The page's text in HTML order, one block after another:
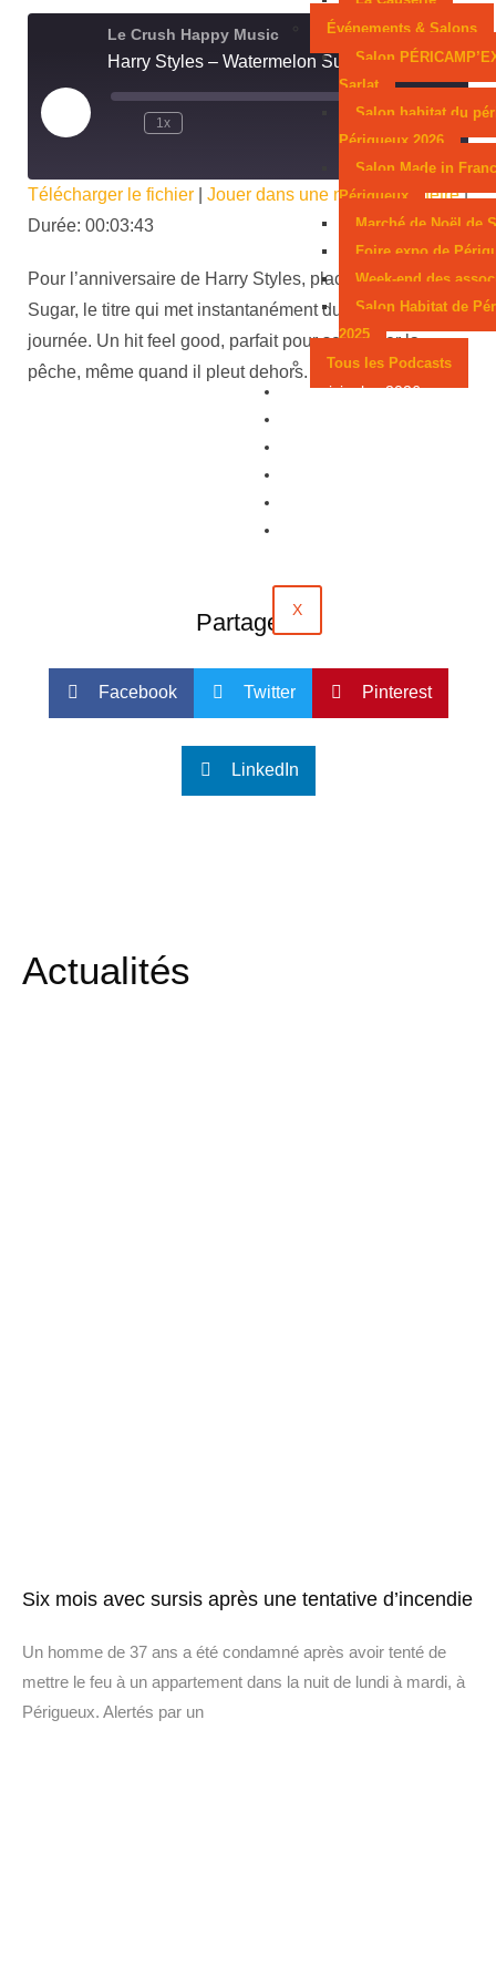
Événements & Salons
Salon
Sarlat
Salon habitat du
Périgueux 2026
Salon Made in
Périgueux
Marché de Noël de
Foire expo de
Week-end des
Salon Habitat de
2025
Tous les Podcasts
Municipales 2026
X
Le Crush Happy Music
Harry Styles – Watermelon Sugar
1x
Télécharger le fichier Jouer dans une nouvelle fenêtre|
Durée: 00:03:43
Pour l’anniversaire de Harry Styles, place à Watermelon
Sugar, le titre qui met instantanément du soleil dans la
journée. Un hit feel good, parfait pour se donner la
pêche, même quand il pleut dehors.
Partager :
Facebook Twitter Pinterest
LinkedIn
Actualités
Six mois avec sursis après une tentative d’incendie
Un homme de 37 ans a été condamné après avoir tenté de
mettre le feu à un appartement dans la nuit de lundi à mardi, à
Périgueux. Alertés par un